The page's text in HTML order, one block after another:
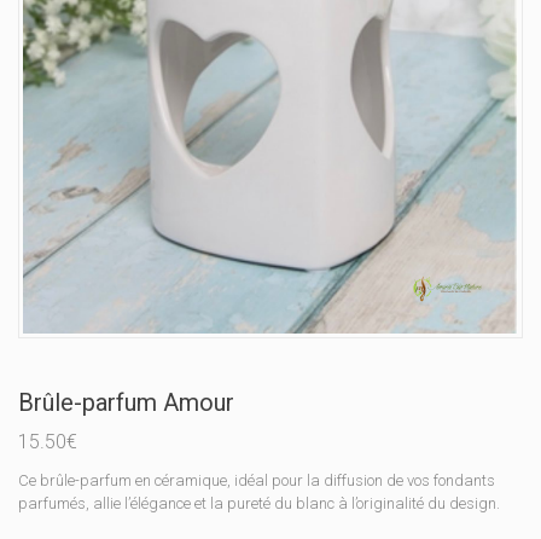
Brûle-parfum Amour
15.50€
Ce brûle-parfum en céramique, idéal pour la diffusion de vos fondants
parfumés, allie l’élégance et la pureté du blanc à l’originalité du design.